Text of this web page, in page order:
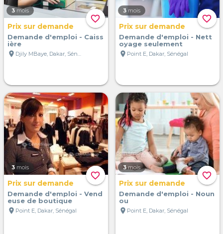
favorite_border
3 mois
Prix sur demande
Demande d'emploi - Caiss
ière
location_on
Djily MBaye, Dakar, Sénégal
favorite_border
3 mois
Prix sur demande
Demande d'emploi - Nett
oyage seulement
location_on Point E, Dakar, Sénégal
favorite_border
3 mois
Prix sur demande
Demande d'emploi - Vend
euse de boutique
location_on Point E, Dakar, Sénégal
favorite_border
3 mois
Prix sur demande
Demande d'emploi - Noun
ou
location_on Point E, Dakar, Sénégal